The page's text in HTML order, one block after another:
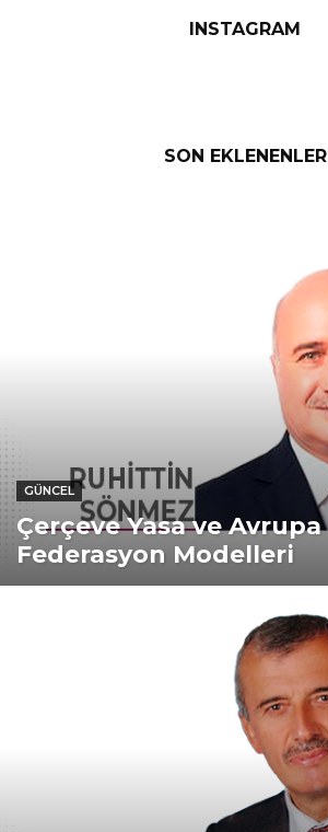
INSTAGRAM
SON EKLENENLER
GÜNCEL
Çerçeve Yasa ve Avrupa
Federasyon Modelleri